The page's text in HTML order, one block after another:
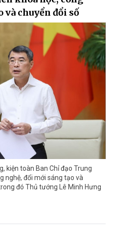
và chuyển đổi số
kiện toàn Ban Chỉ đạo Trung
nghệ, đổi mới sáng tạo và
đó Thủ tướng Lê Minh Hưng